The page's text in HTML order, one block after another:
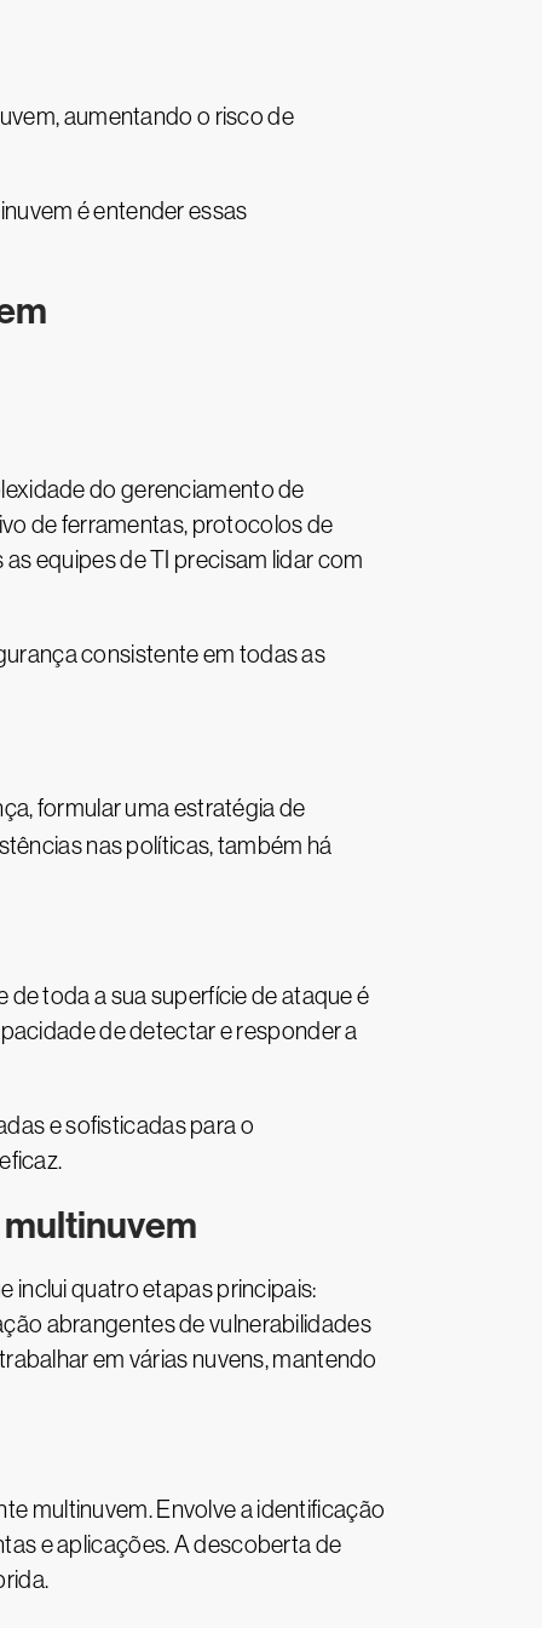
aumentando o risco de
é entender essas
do gerenciamento de
de ferramentas, protocolos de
equipes de TI precisam lidar com
consistente em todas as
formular uma estratégia de
nas políticas, também há
toda a sua superfície de ataque é
de detectar e responder a
e sofisticadas para o
inclui quatro etapas principais:
abrangentes de vulnerabilidades
em várias nuvens, mantendo
multinuvem. Envolve a identificação
e aplicações. A descoberta de